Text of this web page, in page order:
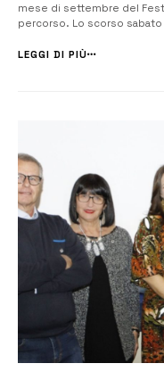
mese di settembre del
percorso. Lo scorso
salone della Società
LEGGI DI PIÙ